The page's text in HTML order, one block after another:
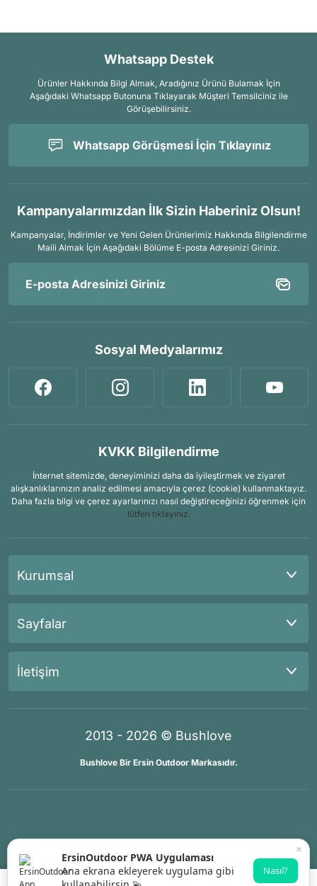
Whatsapp Destek
Ürünler Hakkında Bilgi Almak, Aradığınız Ürünü Bulamak İçin
Aşağıdaki Whatsapp Butonuna Tıklayarak Müşteri Temsilciniz ile
Görüşebilirsiniz.
Whatsapp Görüşmesi İçin Tıklayınız
Kampanyalarımızdan İlk Sizin Haberiniz Olsun!
Kampanyalar, İndirimler ve Yeni Gelen Ürünlerimiz Hakkında Bilgilendirme
Maili Almak İçin Aşağıdaki Bölüme E-posta Adresinizi Giriniz.
Sosyal Medyalarımız
KVKK Bilgilendirme
İnternet sitemizde, deneyiminizi daha da iyileştirmek ve ziyaret
alışkanlıklarınızın analiz edilmesi amacıyla çerez (cookie) kullanmaktayız.
Daha fazla bilgi ve çerez ayarlarınızı nasıl değiştireceğinizi öğrenmek için
lütfen tıklayınız.
Kurumsal
Sayfalar
İletişim
2013 - 2026 © Bushlove
Bushlove Bir Ersin Outdoor Markasıdır.
×
ErsinOutdoor PWA Uygulaması
Ana ekrana ekleyerek uygulama gibi
Nasıl?